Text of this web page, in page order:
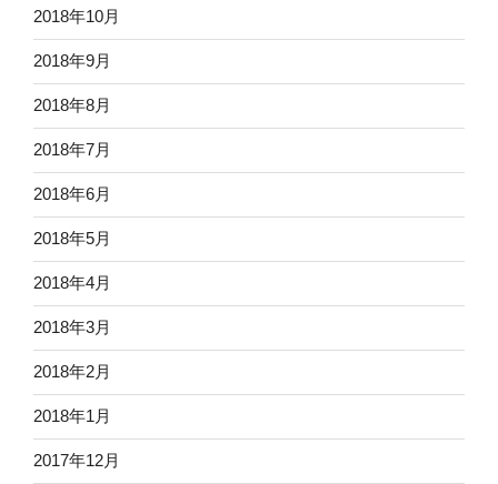
2018年10月
2018年9月
2018年8月
2018年7月
2018年6月
2018年5月
2018年4月
2018年3月
2018年2月
2018年1月
2017年12月